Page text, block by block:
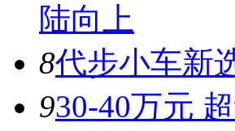
陆向上
8代步小车新
930-40万元